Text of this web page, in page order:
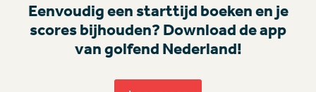
Eenvoudig een starttijd boeken en je
scores bijhouden? Download de app
van golfend Nederland!